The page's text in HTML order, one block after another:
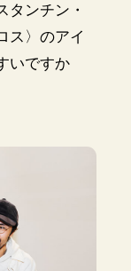
タンチン・
ス〉のアイ
いですか